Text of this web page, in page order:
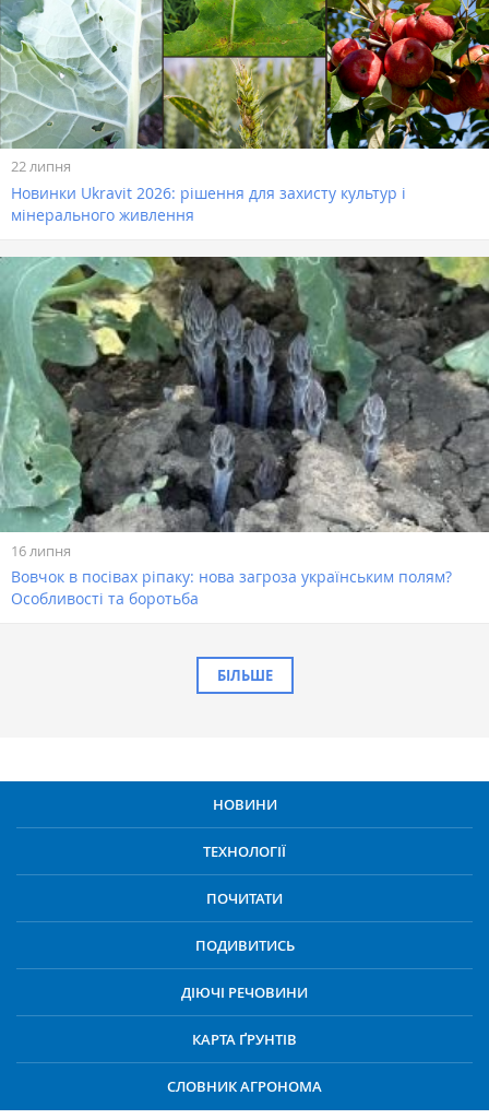
22 липня
Новинки Ukravit 2026: рішення для захисту культур і
мінерального живлення
16 липня
Вовчок в посівах ріпаку: нова загроза українським полям?
Особливості та боротьба
БІЛЬШЕ
НОВИНИ
ТЕХНОЛОГІЇ
ПОЧИТАТИ
ПОДИВИТИСЬ
ДІЮЧІ РЕЧОВИНИ
КАРТА ҐРУНТІВ
СЛОВНИК АГРОНОМА